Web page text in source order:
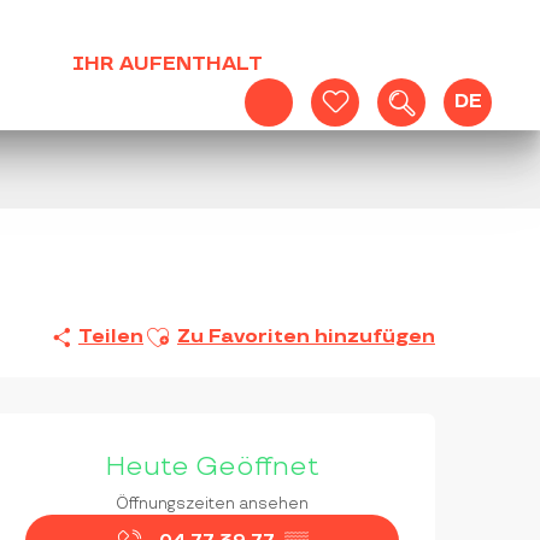
Voir les favoris
Suche
DE
IHR AUFENTHALT
Teilen Ajouter aux favoris
Zu Favoriten hinzufügen
ÖFFNUNGSZEITEN &
Heute Geöffnet
Öffnungszeiten ansehen